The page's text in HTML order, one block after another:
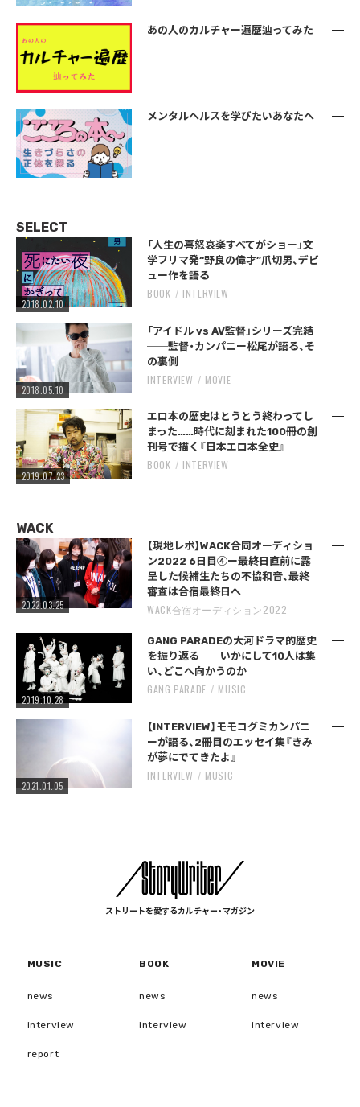
あの人のカルチャー遍歴辿ってみた
メンタルヘルスを学びたいあなたへ
SELECT
2018.02.10
「人生の喜怒哀楽すべてがショー」文
学フリマ発“野良の偉才”爪切男、デビ
ュー作を語る
BOOK INTERVIEW
2018.05.10
「アイドル vs AV監督」シリーズ完結
──監督・カンパニー松尾が語る、そ
の裏側
INTERVIEW MOVIE
2019.07.23
エロ本の歴史はとうとう終わってし
まった……時代に刻まれた100冊の創
刊号で描く『日本エロ本全史』
BOOK INTERVIEW
WACK
2022.03.25
【現地レポ】WACK合同オーディショ
ン2022 6日目④ー最終日直前に露
呈した候補生たちの不協和音、最終
審査は合宿最終日へ
WACK合宿オーディション2022
2019.10.28
GANG PARADEの大河ドラマ的歴史
を振り返る──いかにして10人は集
い、どこへ向かうのか
GANG PARADE MUSIC
2021.01.05
【INTERVIEW】モモコグミカンパニ
ーが語る、2冊目のエッセイ集『きみ
が夢にでてきたよ』
INTERVIEW MUSIC
ストリートを愛するカルチャー・マガジン
MUSIC
news
interview
report
BOOK
news
interview
MOVIE
news
interview